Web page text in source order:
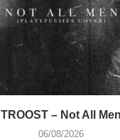
TROOST – Not All Men
06/08/2026